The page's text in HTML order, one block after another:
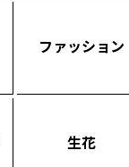
ファッション
生花